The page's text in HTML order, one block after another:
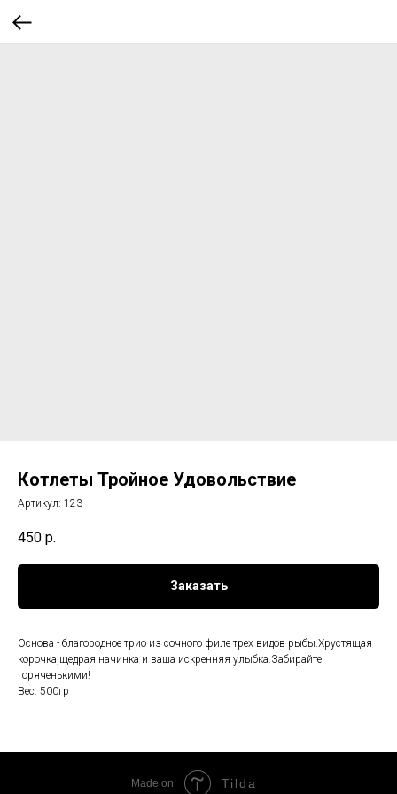
Котлеты Тройное Удовольствие
Артикул: 123
450 р.
Заказать
Основа - благородное трио из сочного филе трех видов рыбы.Хрустящая
корочка,щедрая начинка и ваша искренняя улыбка.Забирайте
горяченькими!
Вес: 500гр
Made on Tilda